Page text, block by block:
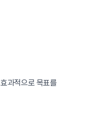
과적으로 목표를